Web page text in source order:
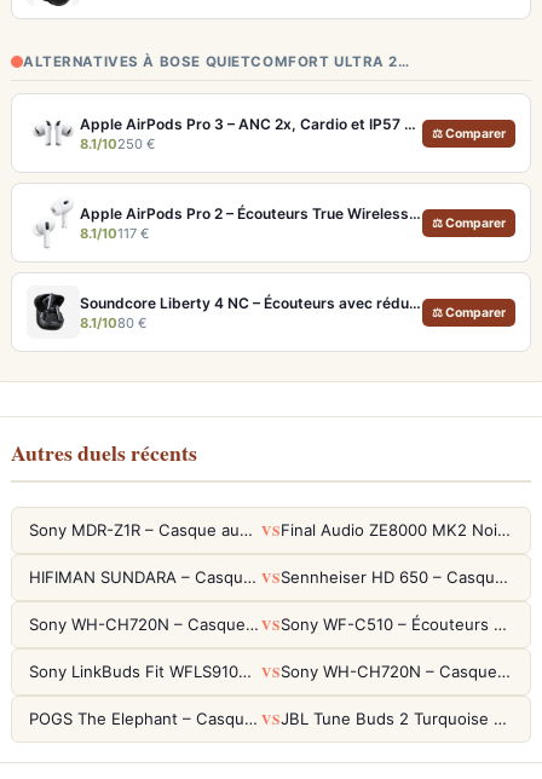
ALTERNATIVES À BOSE QUIETCOMFORT ULTRA 2…
Apple AirPods Pro 3 – ANC 2x, Cardio et IP57 pour Écosystème iOS
8.1/10250 €
⚖ Comparer
Apple AirPods Pro 2 – Écouteurs True Wireless ANC USB-C Blancs
8.1/10117 €
⚖ Comparer
Soundcore Liberty 4 NC – Écouteurs avec réduction de bruit adaptative 2.0
8.1/1080 €
⚖ Comparer
Autres duels récents
Sony MDR-Z1R – Casque audiophile fermé haute résolution VS Final Audio ZE8000 MK2 Noir – Écouteurs True Wireless audiophiles 8K Sound
HIFIMAN SUNDARA – Casque Planar Magnetic Ouvert Over-Ear Audiophile VS Sennheiser HD 650 – Casque audiophile ouvert pour l'écoute analytique
Sony WH-CH720N – Casque ANC 35h, Ultra-léger (192g) avec Processeur V1 VS Sony WF-C510 – Écouteurs True Wireless compacts, autonomie 22h et multipoint
Sony LinkBuds Fit WFLS910NW Blanc – Écouteurs Sport Ailes ANC VS Sony WH-CH720N – Casque ANC 35h, Ultra-léger (192g) avec Processeur V1
POGS The Elephant – Casque Filaire Enfants 85dB POGS-Safe™ (Éco-Responsable) VS JBL Tune Buds 2 Turquoise – Écouteurs True Wireless avec ANC et autonomie 48h